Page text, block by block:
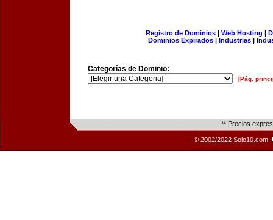
Registro de Dominios| Web Hosting |
Dominios Expirados | Industrias |
Categorías de Dominio:
[Pág.
** Precios
© 2002/2022 Solo10.com